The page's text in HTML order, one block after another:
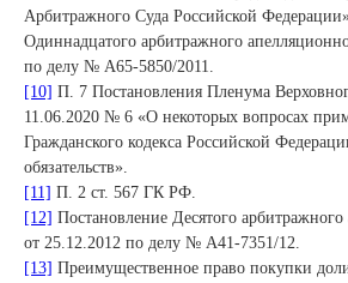
Арбитражного Суда Российской
Одиннадцатого арбитражного
по делу № А65-5850/2011.
[10] П. 7 Постановления Пленума
11.06.2020 № 6 «О некоторых вопросах
Гражданского кодекса Российской
обязательств».
[11] П. 2 ст. 567 ГК РФ.
[12] Постановление Десятого
от 25.12.2012 по делу № А41-7351/12.
[13] Преимущественное право покупки
Услуги
Проекты
Аналитика
LCH.LEGAL